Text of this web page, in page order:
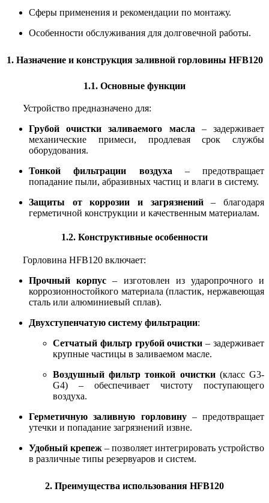
Сферы применения и рекомендации по монтажу.
Особенности обслуживания для долговечной работы.
1. Назначение и конструкция заливной горловины HFB120
1.1. Основные функции
Устройство предназначено для:
Грубой очистки заливаемого масла – задерживает
механические примеси, продлевая срок службы
оборудования.
Тонкой фильтрации воздуха – предотвращает
попадание пыли, абразивных частиц и влаги в систему.
Защиты от коррозии и загрязнений– благодаря
герметичной конструкции и качественным материалам.
1.2. Конструктивные особенности
Горловина HFB120 включает:
Прочный корпус – изготовлен из ударопрочного и
коррозионностойкого материала (пластик, нержавеющая
сталь или алюминиевый сплав).
Двухступенчатую систему фильтрации:
Сетчатый фильтр грубой очистки – задерживает
крупные частицы в заливаемом масле.
Воздушный фильтр тонкой очистки(класс G3-
G4) – обеспечивает чистоту поступающего
воздуха.
Герметичную заливную горловину– предотвращает
утечки и попадание загрязнений извне.
Удобный крепеж – позволяет интегрировать устройство
в различные типы резервуаров и систем.
2. Преимущества использования HFB120